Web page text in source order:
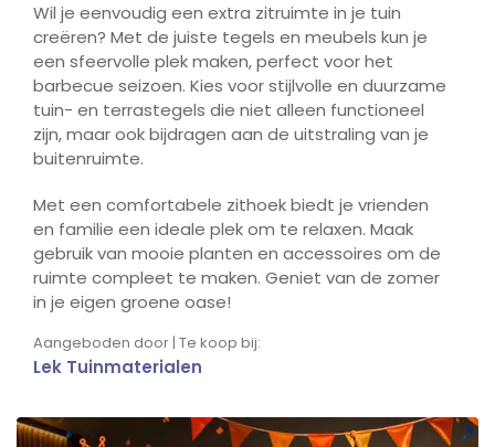
Wil je eenvoudig een extra zitruimte in je tuin
creëren? Met de juiste tegels en meubels kun je
een sfeervolle plek maken, perfect voor het
barbecue seizoen. Kies voor stijlvolle en duurzame
tuin- en terrastegels die niet alleen functioneel
zijn, maar ook bijdragen aan de uitstraling van je
buitenruimte.
Met een comfortabele zithoek biedt je vrienden
en familie een ideale plek om te relaxen. Maak
gebruik van mooie planten en accessoires om de
ruimte compleet te maken. Geniet van de zomer
in je eigen groene oase!
Aangeboden door | Te koop bij:
Lek Tuinmaterialen